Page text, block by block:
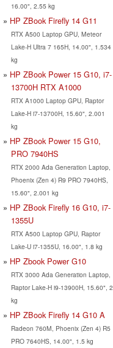
16.00", 2.55 kg
HP ZBook Firefly 14 G11
RTX A500 Laptop GPU, Meteor
Lake-H Ultra 7 165H, 14.00", 1.534
kg
HP ZBook Power 15 G10, i7-
13700H RTX A1000
RTX A1000 Laptop GPU, Raptor
Lake-H i7-13700H, 15.60", 2.001
kg
HP ZBook Power 15 G10,
PRO 7940HS
RTX 2000 Ada Generation Laptop,
Phoenix (Zen 4) R9 PRO 7940HS,
15.60", 2.001 kg
HP ZBook Firefly 16 G10, i7-
1355U
RTX A500 Laptop GPU, Raptor
Lake-U i7-1355U, 16.00", 1.8 kg
HP Zbook Power G10
RTX 3000 Ada Generation Laptop,
Raptor Lake-H i9-13900H, 15.60", 2
kg
HP ZBook Firefly 14 G10 A
Radeon 760M, Phoenix (Zen 4) R5
PRO 7640HS, 14.00", 1.5 kg